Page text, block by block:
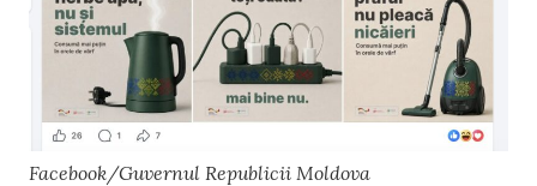
Facebook/Guvernul Republicii Moldova